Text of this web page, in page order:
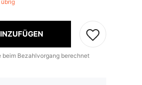
beim Bezahlvorgang berechnet